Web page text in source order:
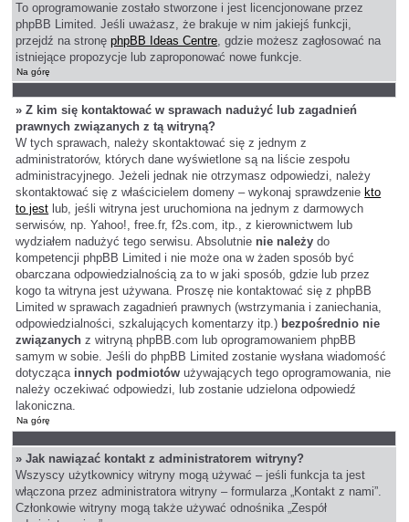
To oprogramowanie zostało stworzone i jest licencjonowane przez
phpBB Limited. Jeśli uważasz, że brakuje w nim jakiejś funkcji,
przejdź na stronęphpBB Ideas Centre, gdzie możesz zagłosować na
istniejące propozycje lub zaproponować nowe funkcje.
Na górę
» Z kim się kontaktować w sprawach nadużyć lub zagadnień
prawnych związanych z tą witryną?
W tych sprawach, należy skontaktować się z jednym z
administratorów, których dane wyświetlone są na liście zespołu
administracyjnego. Jeżeli jednak nie otrzymasz odpowiedzi, należy
skontaktować się z właścicielem domeny – wykonaj sprawdzenie kto
to jest lub, jeśli witryna jest uruchomiona na jednym z darmowych
serwisów, np. Yahoo!, free.fr, f2s.com, itp., z kierownictwem lub
wydziałem nadużyć tego serwisu. Absolutnie nie należy do
kompetencji phpBB Limited i nie może ona w żaden sposób być
obarczana odpowiedzialnością za to w jaki sposób, gdzie lub przez
kogo ta witryna jest używana. Proszę nie kontaktować się z phpBB
Limited w sprawach zagadnień prawnych (wstrzymania i zaniechania,
odpowiedzialności, szkalujących komentarzy itp.) bezpośrednio nie
związanych z witryną phpBB.com lub oprogramowaniem phpBB
samym w sobie. Jeśli do phpBB Limited zostanie wysłana wiadomość
dotycząca innych podmiotów używających tego oprogramowania, nie
należy oczekiwać odpowiedzi, lub zostanie udzielona odpowiedź
lakoniczna.
Na górę
» Jak nawiązać kontakt z administratorem witryny?
Wszyscy użytkownicy witryny mogą używać – jeśli funkcja ta jest
włączona przez administratora witryny – formularza „Kontakt z nami”.
Członkowie witryny mogą także używać odnośnika „Zespół